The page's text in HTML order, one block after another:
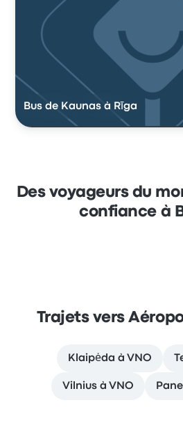
Bus de Kaunas à Rīga
Des voyageurs du
confiance à
Trajets vers
Klaipėda à VNO
Vilnius à VNO